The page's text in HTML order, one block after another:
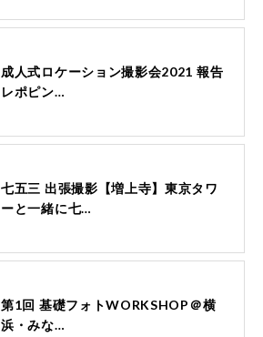
成人式ロケーション撮影会2021 報告
レポピン…
七五三 出張撮影【増上寺】東京タワ
ーと一緒に七…
第1回 基礎フォトWORKSHOP＠横
浜・みな…